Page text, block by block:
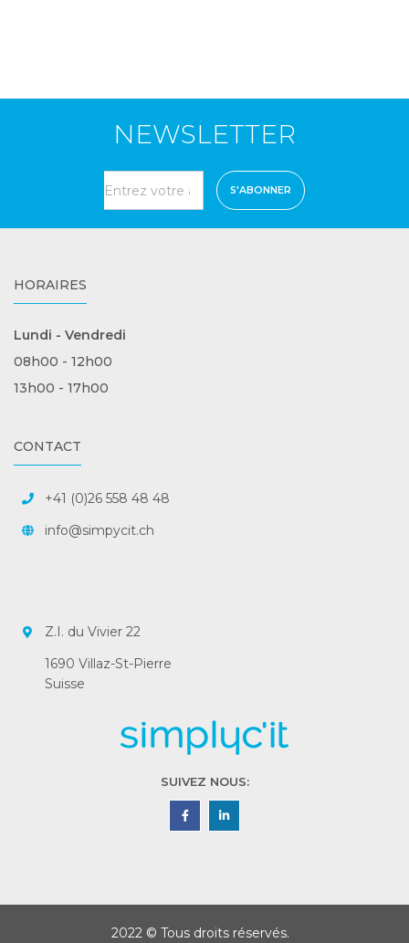
NEWSLETTER
S'ABONNER
HORAIRES
Lundi - Vendredi
08h00 - 12h00
13h00 - 17h00
CONTACT
+41 (0)26 558 48 48
info@simpycit.ch
Z.I. du Vivier 22
1690 Villaz-St-Pierre
Suisse
SUIVEZ NOUS:
2022 © Tous droits réservés.